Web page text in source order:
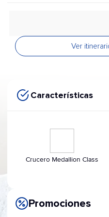
Ver
Características
Crucero Medallion Class
Promociones